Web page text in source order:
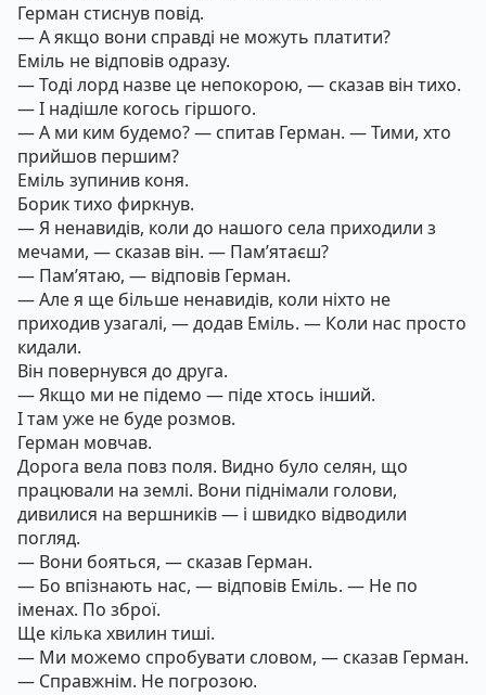
Герман стиснув повід.
— А якщо вони справді не можуть платити?
Еміль не відповів одразу.
— Тоді лорд назве це непокорою, — сказав він тихо.
— І надішле когось гіршого.
— А ми ким будемо? — спитав Герман. — Тими, хто
прийшов першим?
Еміль зупинив коня.
Борик тихо фиркнув.
— Я ненавидів, коли до нашого села приходили з
мечами, — сказав він. — Пам’ятаєш?
— Пам’ятаю, — відповів Герман.
— Але я ще більше ненавидів, коли ніхто не
приходив узагалі, — додав Еміль. — Коли нас просто
кидали.
Він повернувся до друга.
— Якщо ми не підемо — піде хтось інший.
І там уже не буде розмов.
Герман мовчав.
Дорога вела повз поля. Видно було селян, що
працювали на землі. Вони піднімали голови,
дивилися на вершників — і швидко відводили
погляд.
— Вони бояться, — сказав Герман.
— Бо впізнають нас, — відповів Еміль. — Не по
іменах. По зброї.
Ще кілька хвилин тиші.
— Ми можемо спробувати словом, — сказав Герман.
— Справжнім. Не погрозою.